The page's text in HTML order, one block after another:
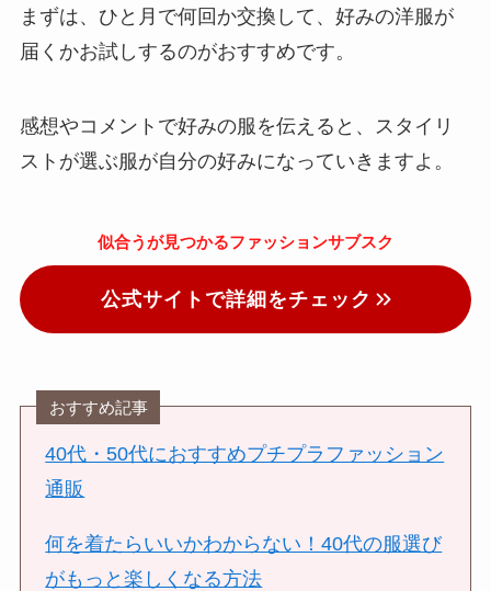
まずは、ひと月で何回か交換して、好みの洋服が
届くかお試しするのがおすすめです。
感想やコメントで好みの服を伝えると、スタイリ
ストが選ぶ服が自分の好みになっていきますよ。
似合うが見つかるファッションサブスク
公式サイトで詳細をチェック
おすすめ記事
40代・50代におすすめプチプラファッション
通販
何を着たらいいかわからない！40代の服選び
がもっと楽しくなる方法